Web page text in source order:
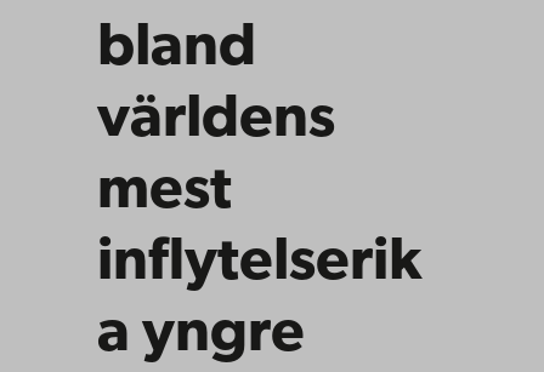
bland
världens
mest
inflytelserik
a yngre